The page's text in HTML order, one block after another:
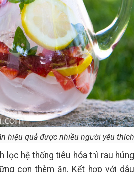
hiệu quả được nhiều người yêu thích
lọc hệ thống tiêu hóa thì rau húng
cơn thèm ăn. Kết hợp với dâu